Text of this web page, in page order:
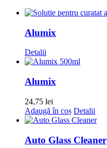
Alumix
Detalii
Alumix
24,75 lei
Adaugă în coș Detalii
Auto Glass Cleaner